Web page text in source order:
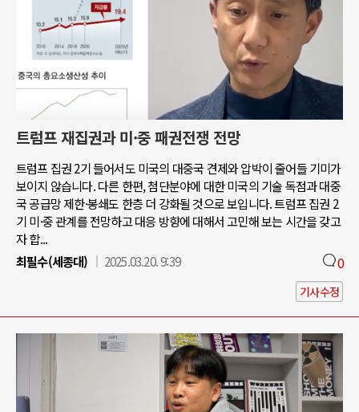
트럼프 재집권과 미·중 패권전쟁 전망
트럼프 집권 2기 들어서도 미국의 대중국 견제와 압박이 줄어들 기미가
보이지 않습니다. 다른 한편, 첨단분야에 대한 미국의 기술 독점과 대중
국 공급망 제한·봉쇄도 한층 더 강화될 것으로 보입니다. 트럼프 집권 2
기 미·중 관계를 전망하고 대응 방향에 대해서 고민해 보는 시간을 갖고
자 합...
최필수(세종대)
2025.03.20. 9:39 0
기사수정